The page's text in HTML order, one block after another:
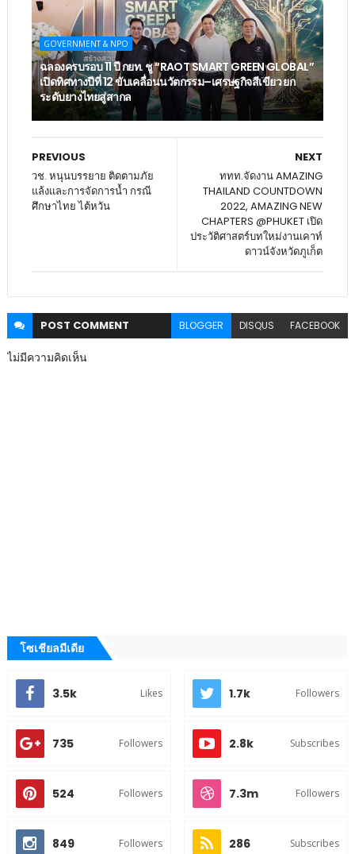
GOVERNMENT & NPO
ฉลองครบรอบ 11 ปี กยท. ชู “RAOT SMART GREEN GLOBAL”
เปิดทิศทางปีที่ 12 ขับเคลื่อนนวัตกรรม–เศรษฐกิจสีเขียว ยก
ระดับยางไทยสู่สากล
NEXT
ททท.จัดงาน AMAZING
THAILAND COUNTDOWN
2022, AMAZING NEW
CHAPTERS @PHUKET เปิด
ประวัติศาสตร์บทใหม่งานเคาท์
ดาวน์จังหวัดภูเก็ต
PREVIOUS
วช. หนุนบรรยาย ติดตามภัย
แล้งและการจัดการน้ำ กรณี
ศึกษาไทย ไต้หวัน
POST COMMENT BLOGGER DISQUS FACEBOOK
ไม่มีความคิดเห็น
โซเชียลมีเดีย
3.5k Likes 1.7k Followers
735 Followers 2.8k Subscribes
524 Followers 7.3m Followers
849 Followers 286 Subscribes